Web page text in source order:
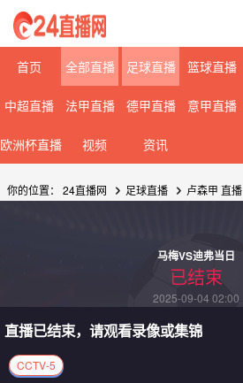
首页 全部直播 足球直播 篮球直播
中超直播 法甲直播 德甲直播 意甲直播
欧洲杯直播 视频 资讯
你的位置： 24直播网 足球直播 卢森甲 直播
马梅VS迪弗当日
已结束
2025-09-04 02:00
直播已结束，请观看录像或集锦
CCTV-5